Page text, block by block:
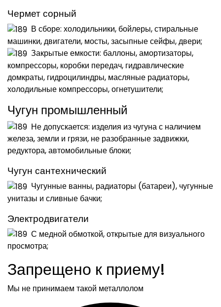
Чермет сорный
В сборе: холодильники, бойлеры, стиральные
машинки, двигатели, мосты, засыпные сейфы, двери;
Закрытые емкости: баллоны, амортизаторы,
компрессоры, коробки передач, гидравлические
домкраты, гидроцилиндры, масляные радиаторы,
холодильные компрессоры, огнетушители;
Чугун промышленный
Не допускается: изделия из чугуна с наличием
железа, земли и грязи, не разобранные задвижки,
редуктора, автомобильные блоки;
Чугун сантехнический
Чугунные ванны, радиаторы (батареи), чугунные
унитазы и сливные бачки;
Электродвигатели
С медной обмоткой, открытые для визуального
просмотра;
Запрещено к приему!
Мы не принимаем такой металлолом